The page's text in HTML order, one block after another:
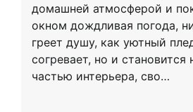
домашней атмосферой и
окном дождливая погода,
греет душу, как уютный
согревает, но и
частью интерьера, сво…